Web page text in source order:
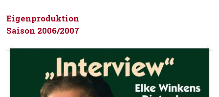
Eigenproduktion
Saison 2006/2007